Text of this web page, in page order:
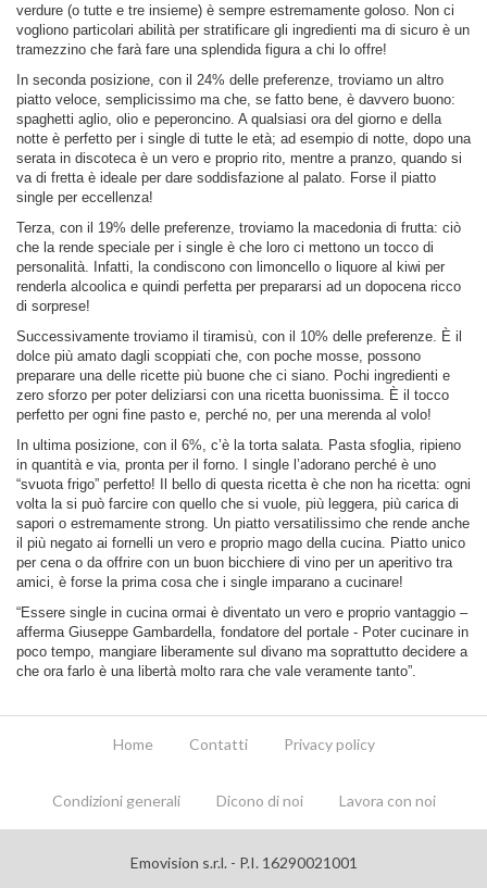
verdure (o tutte e tre insieme) è sempre estremamente goloso. Non ci
vogliono particolari abilità per stratificare gli ingredienti ma di sicuro è un
tramezzino che farà fare una splendida figura a chi lo offre!
In seconda posizione, con il 24% delle preferenze, troviamo un altro
piatto veloce, semplicissimo ma che, se fatto bene, è davvero buono:
spaghetti aglio, olio e peperoncino. A qualsiasi ora del giorno e della
notte è perfetto per i single di tutte le età; ad esempio di notte, dopo una
serata in discoteca è un vero e proprio rito, mentre a pranzo, quando si
va di fretta è ideale per dare soddisfazione al palato. Forse il piatto
single per eccellenza!
Terza, con il 19% delle preferenze, troviamo la macedonia di frutta: ciò
che la rende speciale per i single è che loro ci mettono un tocco di
personalità. Infatti, la condiscono con limoncello o liquore al kiwi per
renderla alcoolica e quindi perfetta per prepararsi ad un dopocena ricco
di sorprese!
Successivamente troviamo il tiramisù, con il 10% delle preferenze. È il
dolce più amato dagli scoppiati che, con poche mosse, possono
preparare una delle ricette più buone che ci siano. Pochi ingredienti e
zero sforzo per poter deliziarsi con una ricetta buonissima. È il tocco
perfetto per ogni fine pasto e, perché no, per una merenda al volo!
In ultima posizione, con il 6%, c’è la torta salata. Pasta sfoglia, ripieno
in quantità e via, pronta per il forno. I single l’adorano perché è uno
“svuota frigo” perfetto! Il bello di questa ricetta è che non ha ricetta: ogni
volta la si può farcire con quello che si vuole, più leggera, più carica di
sapori o estremamente strong. Un piatto versatilissimo che rende anche
il più negato ai fornelli un vero e proprio mago della cucina. Piatto unico
per cena o da offrire con un buon bicchiere di vino per un aperitivo tra
amici, è forse la prima cosa che i single imparano a cucinare!
“Essere single in cucina ormai è diventato un vero e proprio vantaggio –
afferma Giuseppe Gambardella, fondatore del portale - Poter cucinare in
poco tempo, mangiare liberamente sul divano ma soprattutto decidere a
che ora farlo è una libertà molto rara che vale veramente tanto”.
Home Contatti Privacy policy
Condizioni generali Dicono di noi Lavora con noi
Emovision s.r.l. - P.I. 16290021001